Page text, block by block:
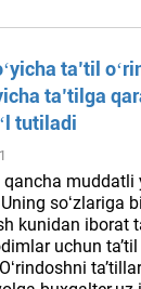
ta’til
ta’tilga
tutiladi
qancha
soʻzlariga
kunidan iborat
uchun